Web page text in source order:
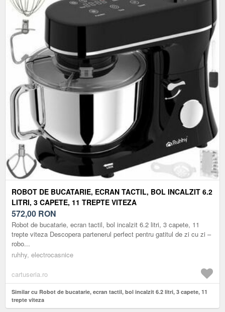
ROBOT DE BUCATARIE, ECRAN TACTIL, BOL INCALZIT 6.2
LITRI, 3 CAPETE, 11 TREPTE VITEZA
572,00 RON
Robot de bucatarie, ecran tactil, bol incalzit 6.2 litri, 3 capete, 11
trepte viteza Descopera partenerul perfect pentru gatitul de zi cu zi –
robo...
ruhhy, electrocasnice
cartuseria.ro
Similar cu Robot de bucatarie, ecran tactil, bol incalzit 6.2 litri, 3 capete, 11
trepte viteza